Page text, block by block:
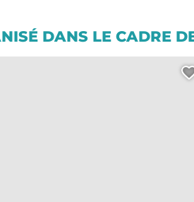
DANS LE CADRE
La Chênaie, © apmac